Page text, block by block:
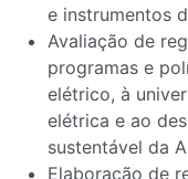
e instrumentos
Avaliação de
programas e
elétrico, à
elétrica e ao
sustentável da
Elaboração de